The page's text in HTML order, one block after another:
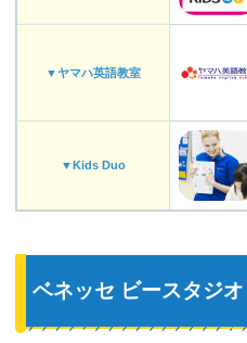
▼ヤマハ英語教室
▼Kids Duo
ベネッセ ビースタジオ